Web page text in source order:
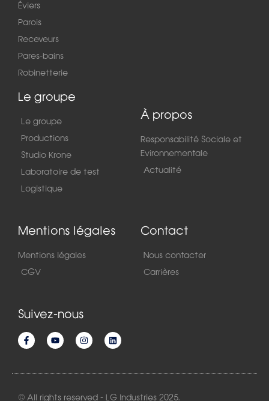
Éviers
Parois
Receveurs
Pares-bains
Robinetterie
Le groupe
Le groupe
Productions
Studio Krone
Laboratoire de test
Logistique
À propos
Responsabilité Sociale et
Evironnementale
Actualité
Mentions légales
Mentions légales
CGV
Contact
Nous contacter
Carrières
Suivez-nous
© All rights reserved - LG Industries 2025.